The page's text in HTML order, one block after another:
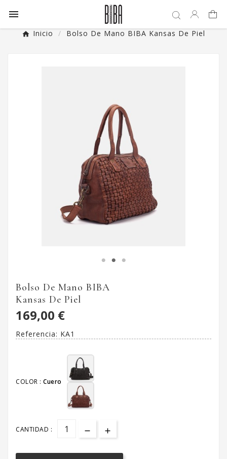

Inicio Bolso De Mano BIBA Kansas De Piel
Bolso De Mano BIBA
Kansas De Piel
169,00 €
Referencia: KA1
COLOR : Cuero
CANTIDAD :